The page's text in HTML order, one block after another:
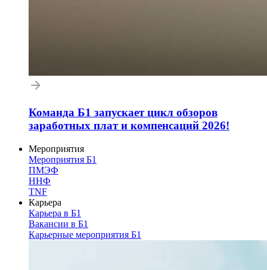
Команда Б1 запускает цикл обзоров
заработных плат и компенсаций 2026!
Мероприятия
Мероприятия Б1
ПМЭФ
ННФ
TNF
Карьера
Карьера в Б1
Вакансии в Б1
Карьерные мероприятия Б1